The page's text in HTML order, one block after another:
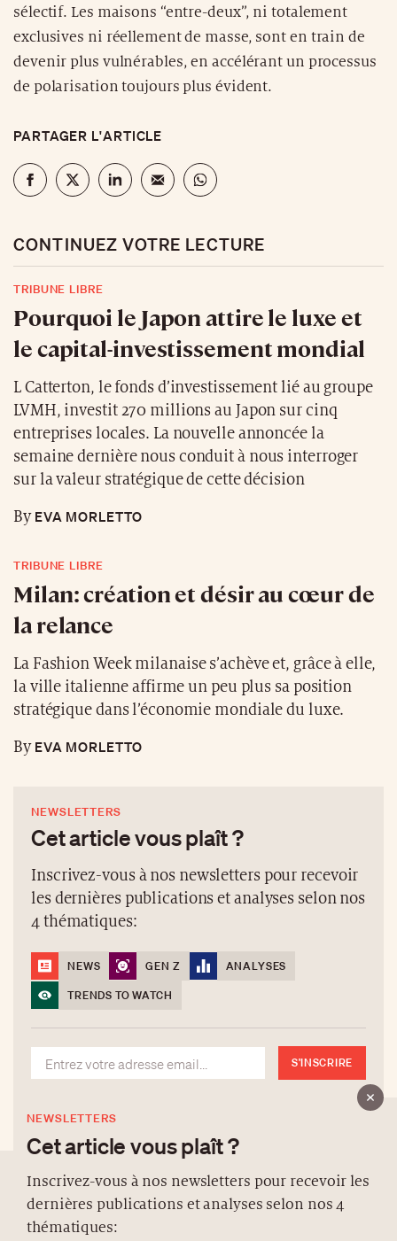
sélectif. Les maisons “entre-deux”, ni totalement
exclusives ni réellement de masse, sont en train de
devenir plus vulnérables, en accélérant un processus
de polarisation toujours plus évident.
PARTAGER L'ARTICLE
CONTINUEZ VOTRE LECTURE
TRIBUNE LIBRE
Pourquoi le Japon attire le luxe et
le capital-investissement mondial
L Catterton, le fonds d’investissement lié au groupe
LVMH, investit 270 millions au Japon sur cinq
entreprises locales. La nouvelle annoncée la
semaine dernière nous conduit à nous interroger
sur la valeur stratégique de cette décision
ByEVA MORLETTO
TRIBUNE LIBRE
Milan: création et désir au cœur de
la relance
La Fashion Week milanaise s’achève et, grâce à elle,
la ville italienne affirme un peu plus sa position
stratégique dans l’économie mondiale du luxe.
ByEVA MORLETTO
NEWSLETTERS
Cet article vous plaît ?
Inscrivez-vous à nos newsletters pour recevoir
les dernières publications et analyses selon nos
4 thématiques:
NEWS GEN Z
ANALYSES
TRENDS TO WATCH
S'INSCRIRE
NEWSLETTERS
Cet article vous plaît ?
Inscrivez-vous à nos newsletters pour recevoir les
dernières publications et analyses selon nos 4
thématiques:
À PROPOS